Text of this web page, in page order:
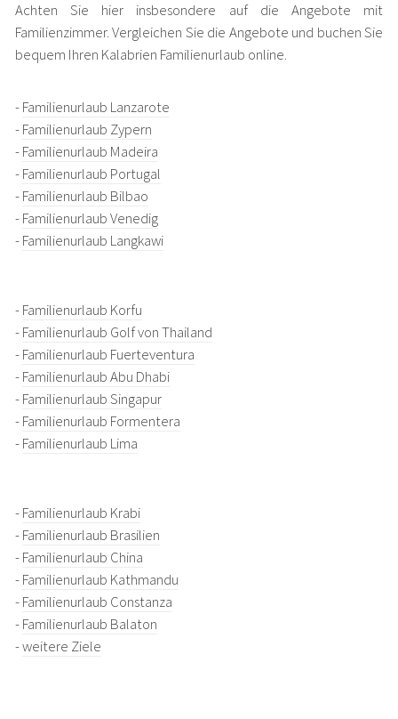
Achten Sie hier insbesondere auf die Angebote mit
Familienzimmer. Vergleichen Sie die Angebote und buchen Sie
bequem Ihren Kalabrien Familienurlaub online.
-Familienurlaub Lanzarote
-Familienurlaub Zypern
-Familienurlaub Madeira
-Familienurlaub Portugal
-Familienurlaub Bilbao
-Familienurlaub Venedig
-Familienurlaub Langkawi
-Familienurlaub Korfu
-Familienurlaub Golf von Thailand
-Familienurlaub Fuerteventura
-Familienurlaub Abu Dhabi
-Familienurlaub Singapur
-Familienurlaub Formentera
-Familienurlaub Lima
-Familienurlaub Krabi
-Familienurlaub Brasilien
-Familienurlaub China
-Familienurlaub Kathmandu
-Familienurlaub Constanza
-Familienurlaub Balaton
-weitere Ziele